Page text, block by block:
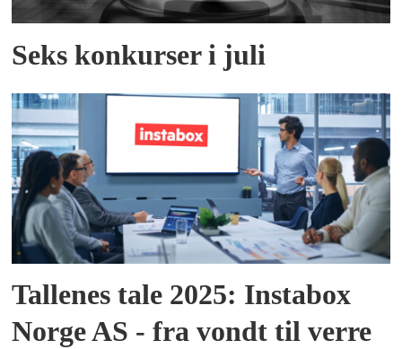
Seks konkurser i juli
Tallenes tale 2025: Instabox
Norge AS - fra vondt til verre